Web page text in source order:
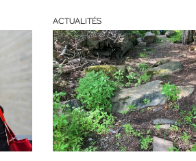
ACTUALITÉS